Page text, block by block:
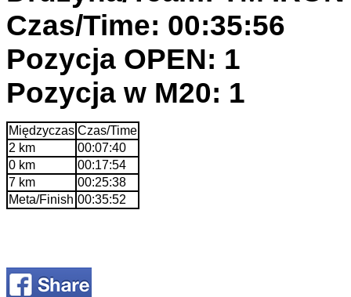
Czas/Time: 00:35:56
Pozycja OPEN: 1
Pozycja w M20: 1
Międzyczas Czas/Time
2 km
00:07:40
0 km
00:17:54
7 km
00:25:38
Meta/Finish 00:35:52